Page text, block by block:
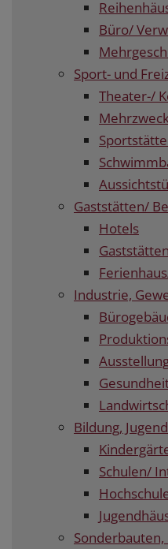
Büro/
Sport- und
Theater-/
Gaststätten/
Hotels
Gaststätten
Industrie,
Bildung, Jugend
Schulen/